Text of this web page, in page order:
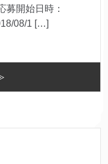
募開始日時：
08/1 […]